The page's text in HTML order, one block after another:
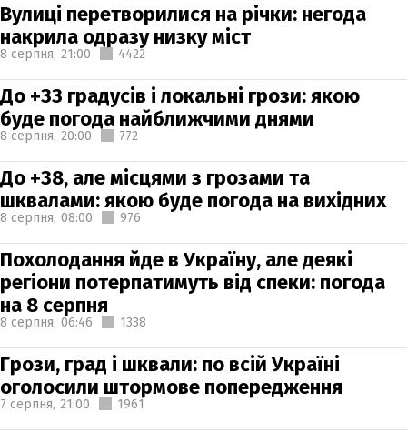
Вулиці перетворилися на річки: негода
накрила одразу низку міст
8 серпня, 21:00 4422
До +33 градусів і локальні грози: якою
буде погода найближчими днями
8 серпня, 20:00 772
До +38, але місцями з грозами та
шквалами: якою буде погода на вихідних
8 серпня, 08:00 976
Похолодання йде в Україну, але деякі
регіони потерпатимуть від спеки: погода
на 8 серпня
8 серпня, 06:46 1338
Грози, град і шквали: по всій Україні
оголосили штормове попередження
7 серпня, 21:00 1961